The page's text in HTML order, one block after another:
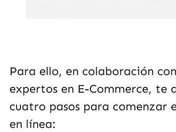
Para ello, en colaboración
expertos en E-Commerce, te
cuatro pasos para comenzar
en línea: